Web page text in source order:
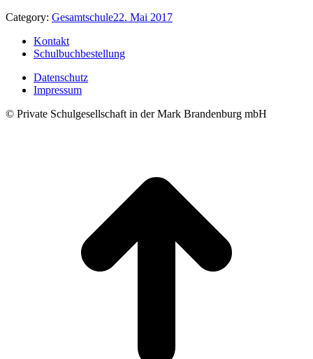
Category: Gesamtschule22. Mai 2017
Kontakt
Schulbuchbestellung
Datenschutz
Impressum
© Private Schulgesellschaft in der Mark Brandenburg mbH